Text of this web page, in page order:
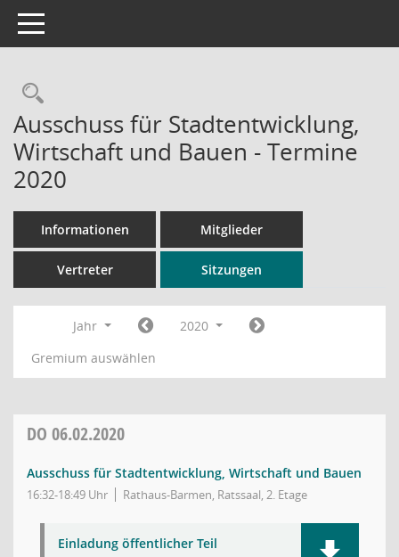
Toggle navigation
Rechercheauswahl
Ausschuss für Stadtentwicklung,
Wirtschaft und Bauen - Termine
2020
Informationen Mitglieder
Vertreter Sitzungen
Jahr
2020
Gremium auswählen
DO 06.02.2020
Ausschuss für Stadtentwicklung, Wirtschaft und Bauen
16:32-18:49 Uhr Rathaus-Barmen, Ratssaal, 2. Etage
Einladung öffentlicher Teil